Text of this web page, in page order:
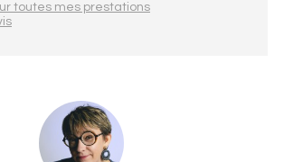
toutes mes prestations